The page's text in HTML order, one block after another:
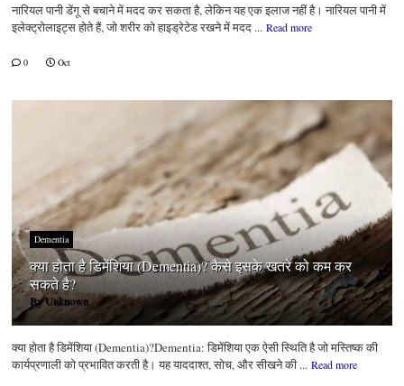
नारियल पानी डेंगू से बचाने में मदद कर सकता है, लेकिन यह एक इलाज नहीं है। नारियल पानी में
इलेक्ट्रोलाइट्स होते हैं, जो शरीर को हाइड्रेटेड रखने में मदद ... Read more
0 Oct
Dementia
क्या होता है डिमेंशिया (Dementia)? कैसे इसके खतरे को कम कर
सकते है?
ByUnknown
क्या होता है डिमेंशिया (Dementia)?Dementia: डिमेंशिया एक ऐसी स्थिति है जो मस्तिष्क की
कार्यप्रणाली को प्रभावित करती है। यह याददाश्त, सोच, और सीखने की ... Read more